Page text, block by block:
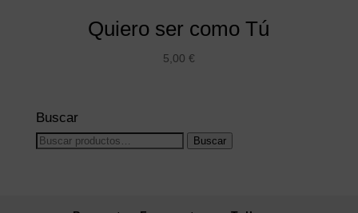
Quiero ser como Tú
5,00 €
Buscar
Buscar
Buscar